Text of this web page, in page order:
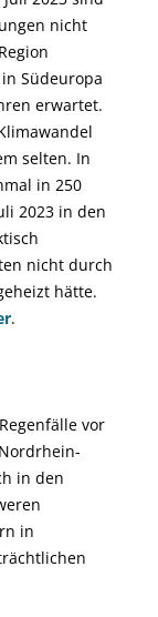
nicht
Südeuropa
erwartet.
selten. In
in 250
2023 in den
nicht durch
hätte.
.
vor
in den
in